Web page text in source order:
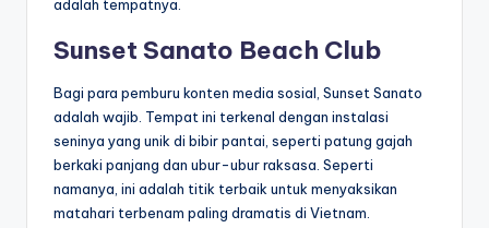
adalah tempatnya.
Sunset Sanato Beach Club
Bagi para pemburu konten media sosial, Sunset Sanato
adalah wajib. Tempat ini terkenal dengan instalasi
seninya yang unik di bibir pantai, seperti patung gajah
berkaki panjang dan ubur-ubur raksasa. Seperti
namanya, ini adalah titik terbaik untuk menyaksikan
matahari terbenam paling dramatis di Vietnam.